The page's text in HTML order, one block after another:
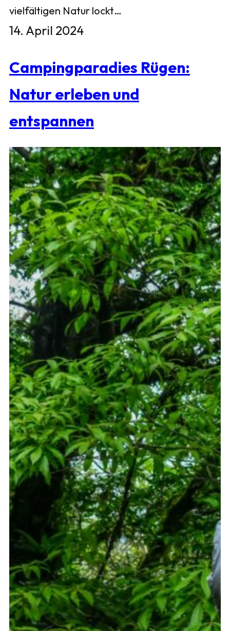
vielfältigen Natur lockt…
14. April 2024
Campingparadies Rügen:
Natur erleben und
entspannen